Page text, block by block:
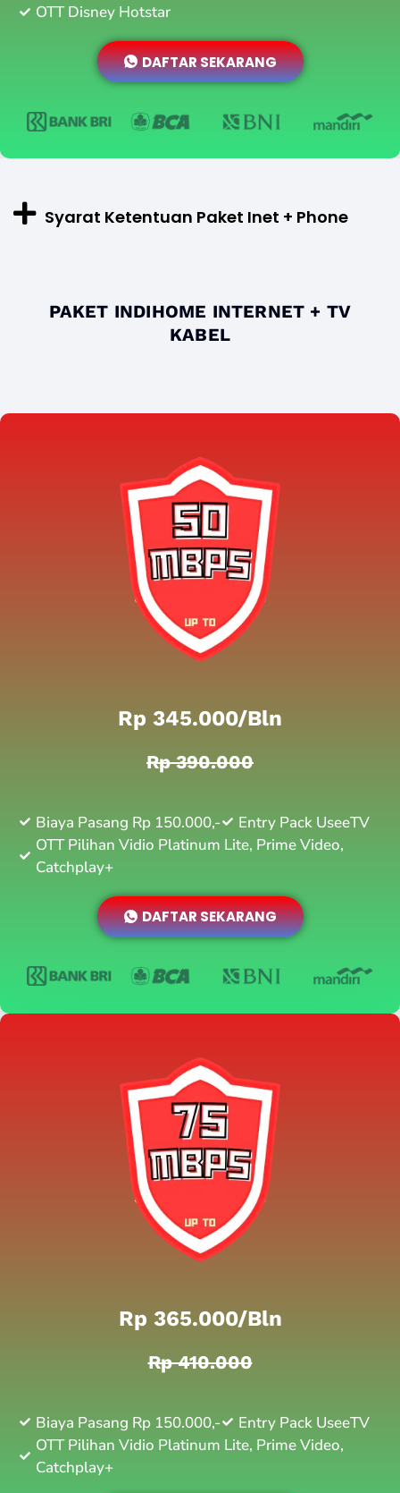
OTT Disney Hotstar
DAFTAR SEKARANG
Syarat Ketentuan Paket Inet + Phone
PAKET INDIHOME INTERNET + TV
KABEL
Rp 345.000/bln
Rp 390.000
Biaya Pasang Rp 150.000,-
Entry Pack UseeTV
OTT Pilihan Vidio Platinum Lite, Prime Video,
Catchplay+
DAFTAR SEKARANG
Rp 365.000/bln
Rp 410.000
Biaya Pasang Rp 150.000,-
Entry Pack UseeTV
OTT Pilihan Vidio Platinum Lite, Prime Video,
Catchplay+